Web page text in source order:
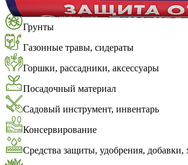
Грунты
Газонные травы, сидераты
Горшки, рассадники, аксессуары
Посадочный материал
Садовый инструмент, инвентарь
Консервирование
Средства защиты, удобрения, добавки,